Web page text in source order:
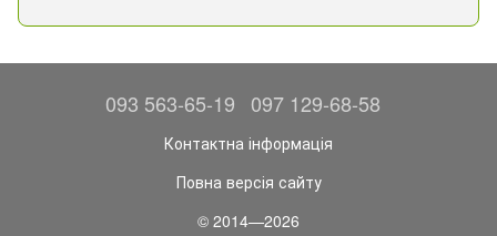
093 563-65-19 097 129-68-58
Контактна інформація
Повна версія сайту
© 2014—2026